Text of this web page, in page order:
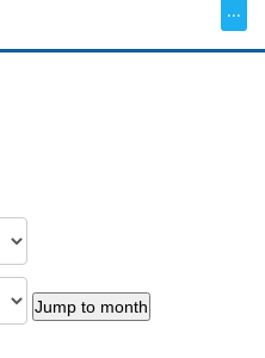
...
Jump to month